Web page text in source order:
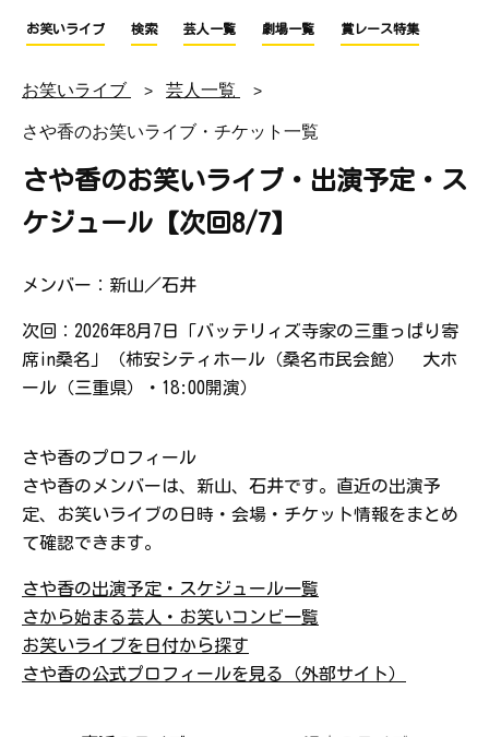
お笑いライブ 検索 芸人一覧 劇場一覧 賞レース特集
お笑いライブ 芸人一覧
さや香のお笑いライブ・チケット一覧
さや香のお笑いライブ・出演予定・ス
ケジュール【次回8/7】
メンバー：新山／石井
次回：2026年8月7日「バッテリィズ寺家の三重っぱり寄
席in桑名」（柿安シティホール（桑名市民会館） 大ホ
ール（三重県）・18:00開演）
さや香のプロフィール
さや香のメンバーは、新山、石井です。直近の出演予
定、お笑いライブの日時・会場・チケット情報をまとめ
て確認できます。
さや香の出演予定・スケジュール一覧
さから始まる芸人・お笑いコンビ一覧
お笑いライブを日付から探す
さや香の公式プロフィールを見る（外部サイト）